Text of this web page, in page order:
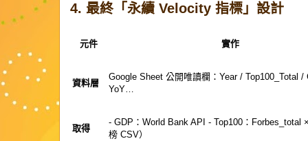
4. 最終「永續 Velocity 指標」設計
元件 實作
資料層
Google Sheet 公開唯讀欄：Year / Top100_Total /
YoY…
取得
- GDP：World Bank API - Top100： Forbes_total
榜 CSV）